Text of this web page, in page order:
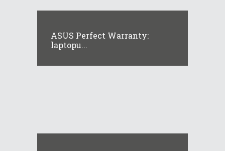
ASUS Perfect Warranty:
laptopu...